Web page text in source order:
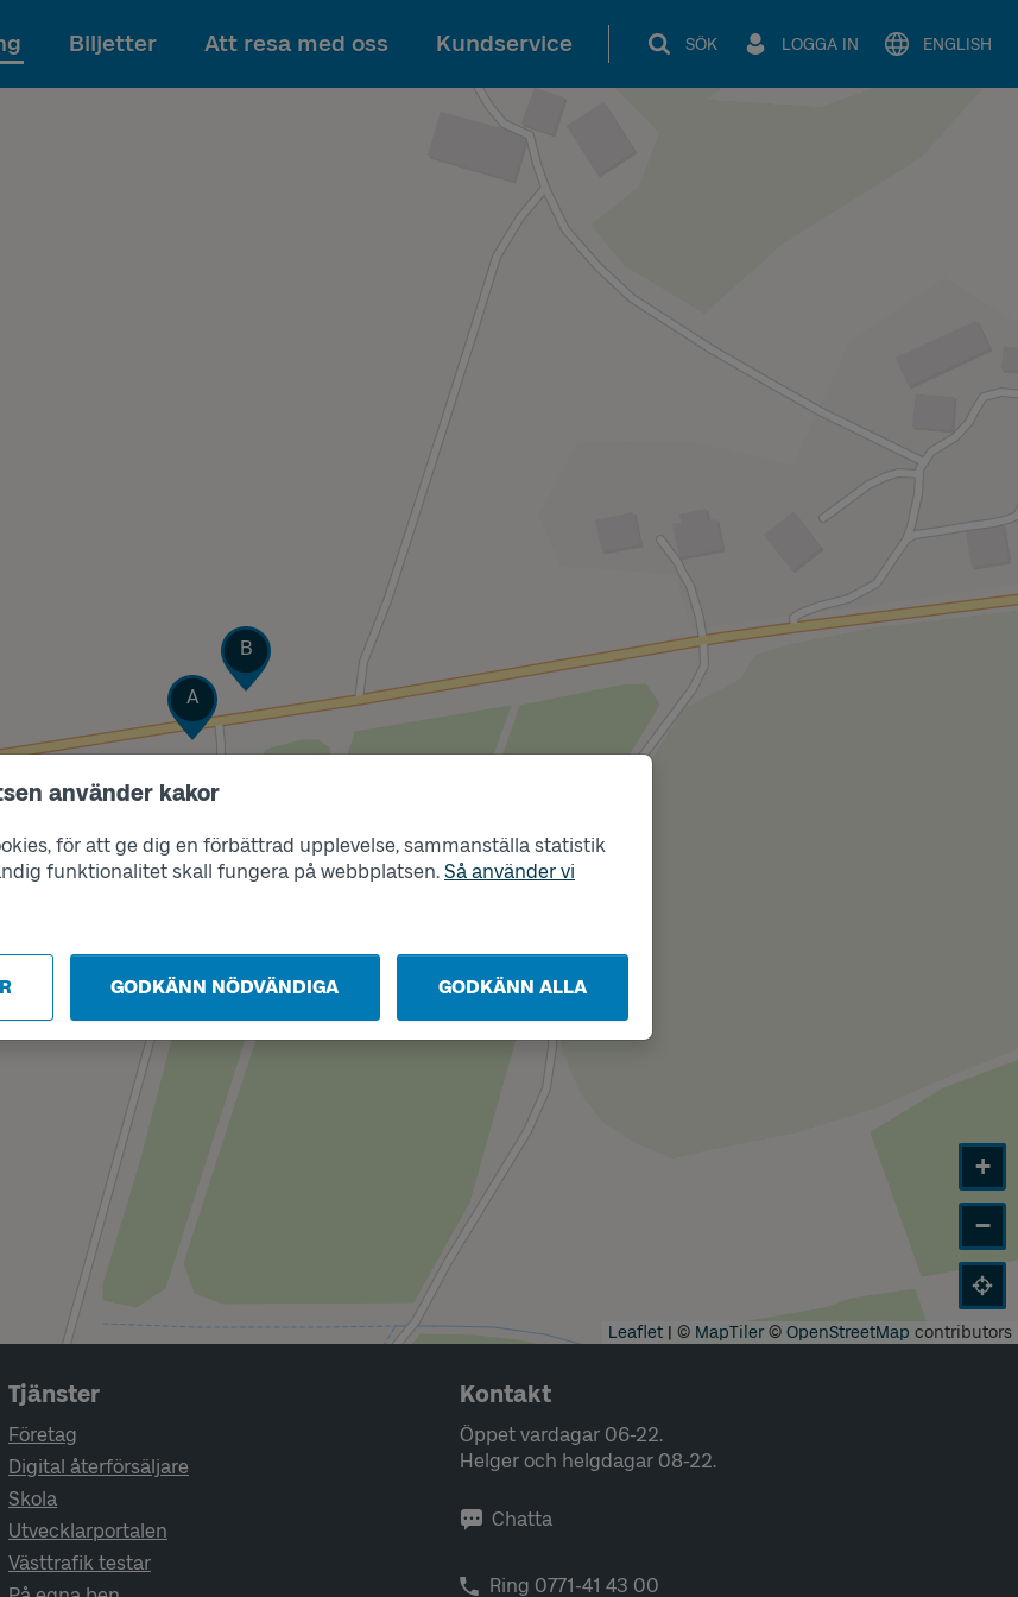
använder kakor
för att ge dig en förbättrad upplevelse, sammanställa statistik
funktionalitet skall fungera på webbplatsen. Så använder vi
GODKÄNN NÖDVÄNDIGA GODKÄNN ALLA
Till innehållet
Biljetter Att resa med oss Kundservice SÖK LOGGA IN ENGLISH
Läge
A
Läge
B
+
−
Leaflet | © MapTiler© OpenStreetMap contributors
Tjänster
Företag
Digital återförsäljare
Skola
Utvecklarportalen
Västtrafik testar
Kontakt
Öppet vardagar 06-22.
Helger och helgdagar 08-22.
Chatta
Ring 0771-41 43 00